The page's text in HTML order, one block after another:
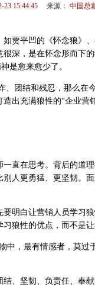
23 15:44:45来源： 中国总
平凹的《怀念狼》
深，是在怀念形而下
是愈来愈少了。
结和残忍，那么在
出充满狼性的“企业营
在思考。背后的道
人更勇猛、更坚韧。
白让营销人员学习
狼性的优点，而不是
，最有情感者，莫过
坚韧、负责任、奉